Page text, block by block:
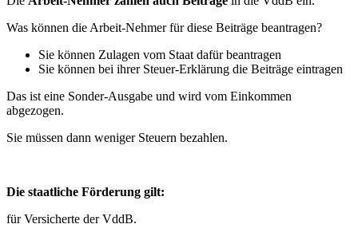
Was können die Arbeit-Nehmer für diese Beiträge beantragen?
Sie können Zulagen vom Staat dafür beantragen
Sie können bei ihrer Steuer-Erklärung die Beiträge eintragen
Das ist eine Sonder-Ausgabe und wird vom Einkommen
abgezogen.
Sie müssen dann weniger Steuern bezahlen.
Die staatliche Förderung gilt:
für Versicherte der VddB.